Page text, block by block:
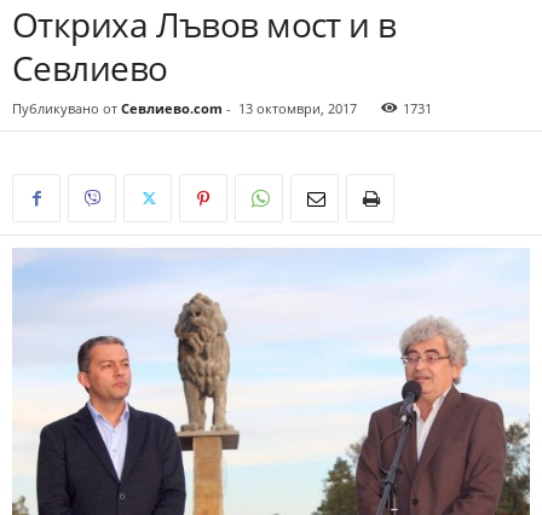
Откриха Лъвов мост и в
Севлиево
Публикувано от Севлиево.com - 13 октомври, 2017 1731